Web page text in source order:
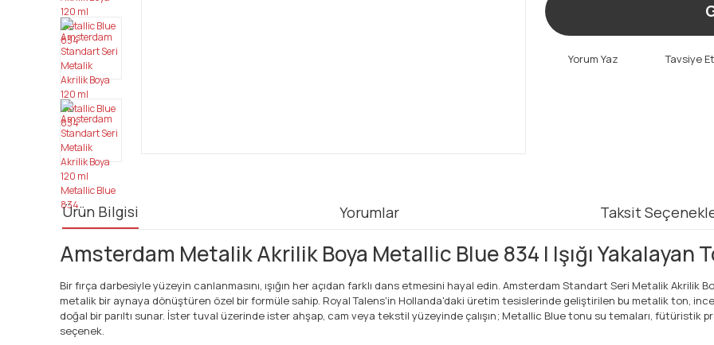
Yorum Yaz Tavsiye Et
Ürün Bilgisi Yorumlar Taksit
Amsterdam Metalik Akrilik Boya Metallic Blue 834 | Işığı Yakalayan
Bir fırça darbesiyle yüzeyin canlanmasını, ışığın her açıdan farklı dans etmesini hayal edin. Amsterdam Standart Seri Metalik
metalik bir aynaya dönüştüren özel bir formüle sahip. Royal Talens'in Hollanda'daki üretim tesislerinde geliştirilen bu metalik ton,
doğal bir parıltı sunar. İster tuval üzerinde ister ahşap, cam veya tekstil yüzeyinde çalışın; Metallic Blue tonu su temaları,
seçenek.